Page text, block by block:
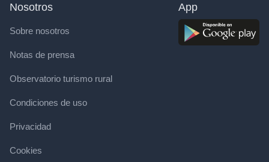
Nosotros
Sobre nosotros
Notas de prensa
Observatorio turismo rural
Condiciones de uso
Privacidad
Cookies
App